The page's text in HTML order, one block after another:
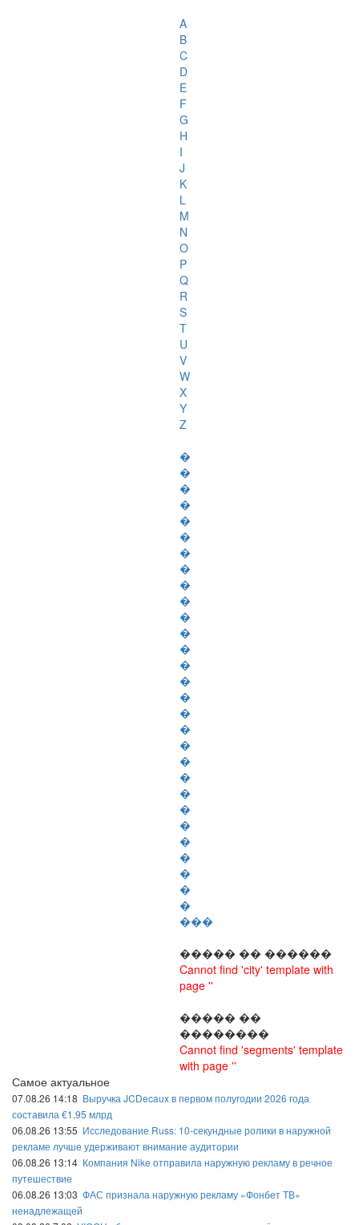
A
B
C
D
E
F
G
H
I
J
K
L
M
N
O
P
Q
R
S
T
U
V
W
X
Y
Z
�
�
�
�
�
�
�
�
�
�
�
�
�
�
�
�
�
�
�
�
�
�
�
�
�
�
�
�
�
���
����� �� ������
Cannot find 'city' template with
page ''
����� ��
��������
Cannot find 'segments' template
with page ''
Самое актуальное
07.08.26 14:18 Выручка JCDecaux в первом полугодии 2026 года
составила €1,95 млрд
06.08.26 13:55 Исследование Russ: 10-секундные ролики в наружной
рекламе лучше удерживают внимание аудитории
06.08.26 13:14 Компания Nike отправила наружную рекламу в речное
путешествие
06.08.26 13:03 ФАС признала наружную рекламу «Фонбет ТВ»
ненадлежащей